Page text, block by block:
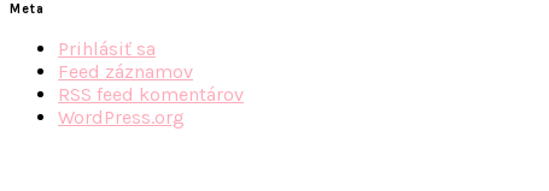
Meta
Prihlásiť sa
Feed záznamov
RSS feed komentárov
WordPress.org